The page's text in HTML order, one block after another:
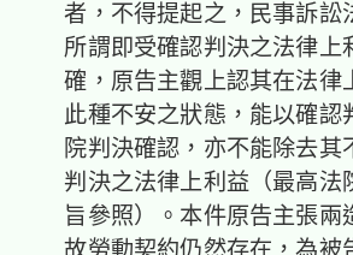
者，不得提起之，民事訴訟
所謂即受確認判決之法律
確，原告主觀上認其在法律
此種不安之狀態，能以確
院判決確認，亦不能除去
判決之法律上利益（最高法
旨參照）。本件原告主張
故勞動契約仍然存在，為被